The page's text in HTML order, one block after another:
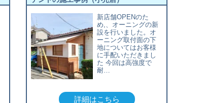
新店舗OPENのた
め,、オーニングの新
設を行いました。オ
ーニング取付面の下
地についてはお客様
に手配いただきまし
た 今回は高強度で
耐…
詳細はこちら